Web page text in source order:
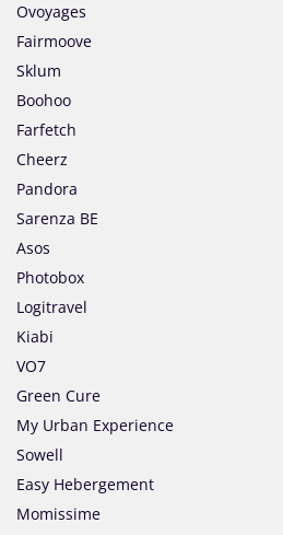
Ovoyages
Fairmoove
Sklum
Boohoo
Farfetch
Cheerz
Pandora
Sarenza BE
Asos
Photobox
Logitravel
Kiabi
VO7
Green Cure
My Urban Experience
Sowell
Easy Hebergement
Momissime